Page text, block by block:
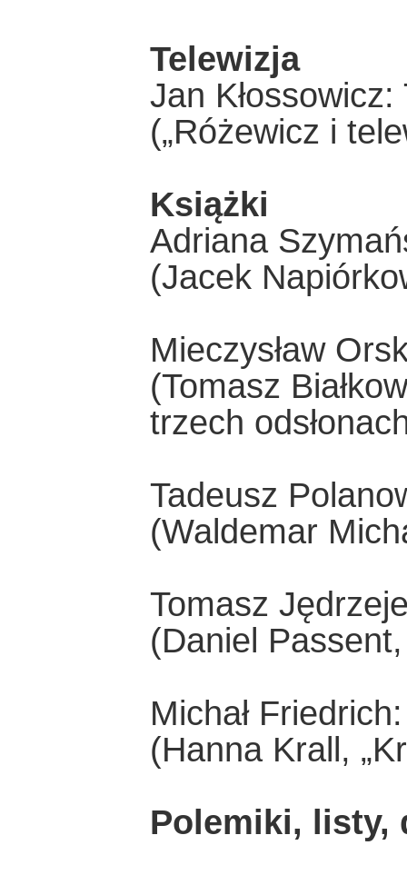
Telewizja
Jan
(„Różewicz i
Książki
Adriana
(Jacek
Mieczysław
(Tomasz
trzech
Tadeusz
(Waldemar
Tomasz
(Daniel
Michał
(Hanna Krall,
Polemiki, listy,